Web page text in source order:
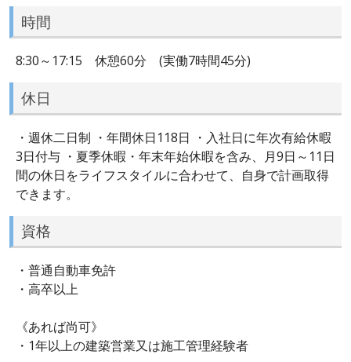
時間
8:30～17:15 休憩60分 (実働7時間45分)
休日
・週休二日制 ・年間休日118日 ・入社日に年次有給休暇
3日付与 ・夏季休暇・年末年始休暇を含み、月9日～11日
間の休日をライフスタイルに合わせて、自身で計画取得
できます。
資格
・普通自動車免許
・高卒以上
《あれば尚可》
・1年以上の建築営業又は施工管理経験者